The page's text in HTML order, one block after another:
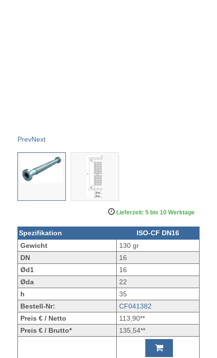
PrevNext
Lieferzeit: 5 bis 10 Werktage
Spezifikation
ISO-CF DN16
Gewicht
130 gr
DN
16
Ød1
16
Øda
22
h
35
Bestell-Nr:
CF041382
Preis € / Netto
113,90**
Preis € / Brutto*
135,54**